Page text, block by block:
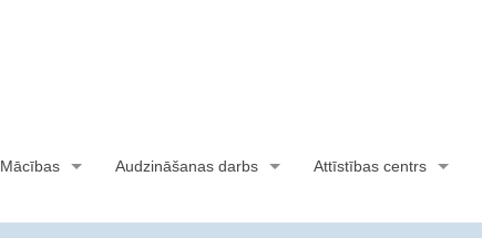
Mācības Audzināšanas darbs Attīstības centrs